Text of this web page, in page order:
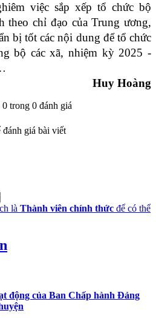
việc sắp xếp tổ chức bộ
theo chỉ đạo của Trung ương,
bị tốt các nội dung để tổ chức
bộ các xã, nhiệm kỳ 2025 -
Huy Hoàng
trong 0 đánh giá
giá bài viết
là Thành viên chính thức để có thể
động của Ban Chấp hành Đảng